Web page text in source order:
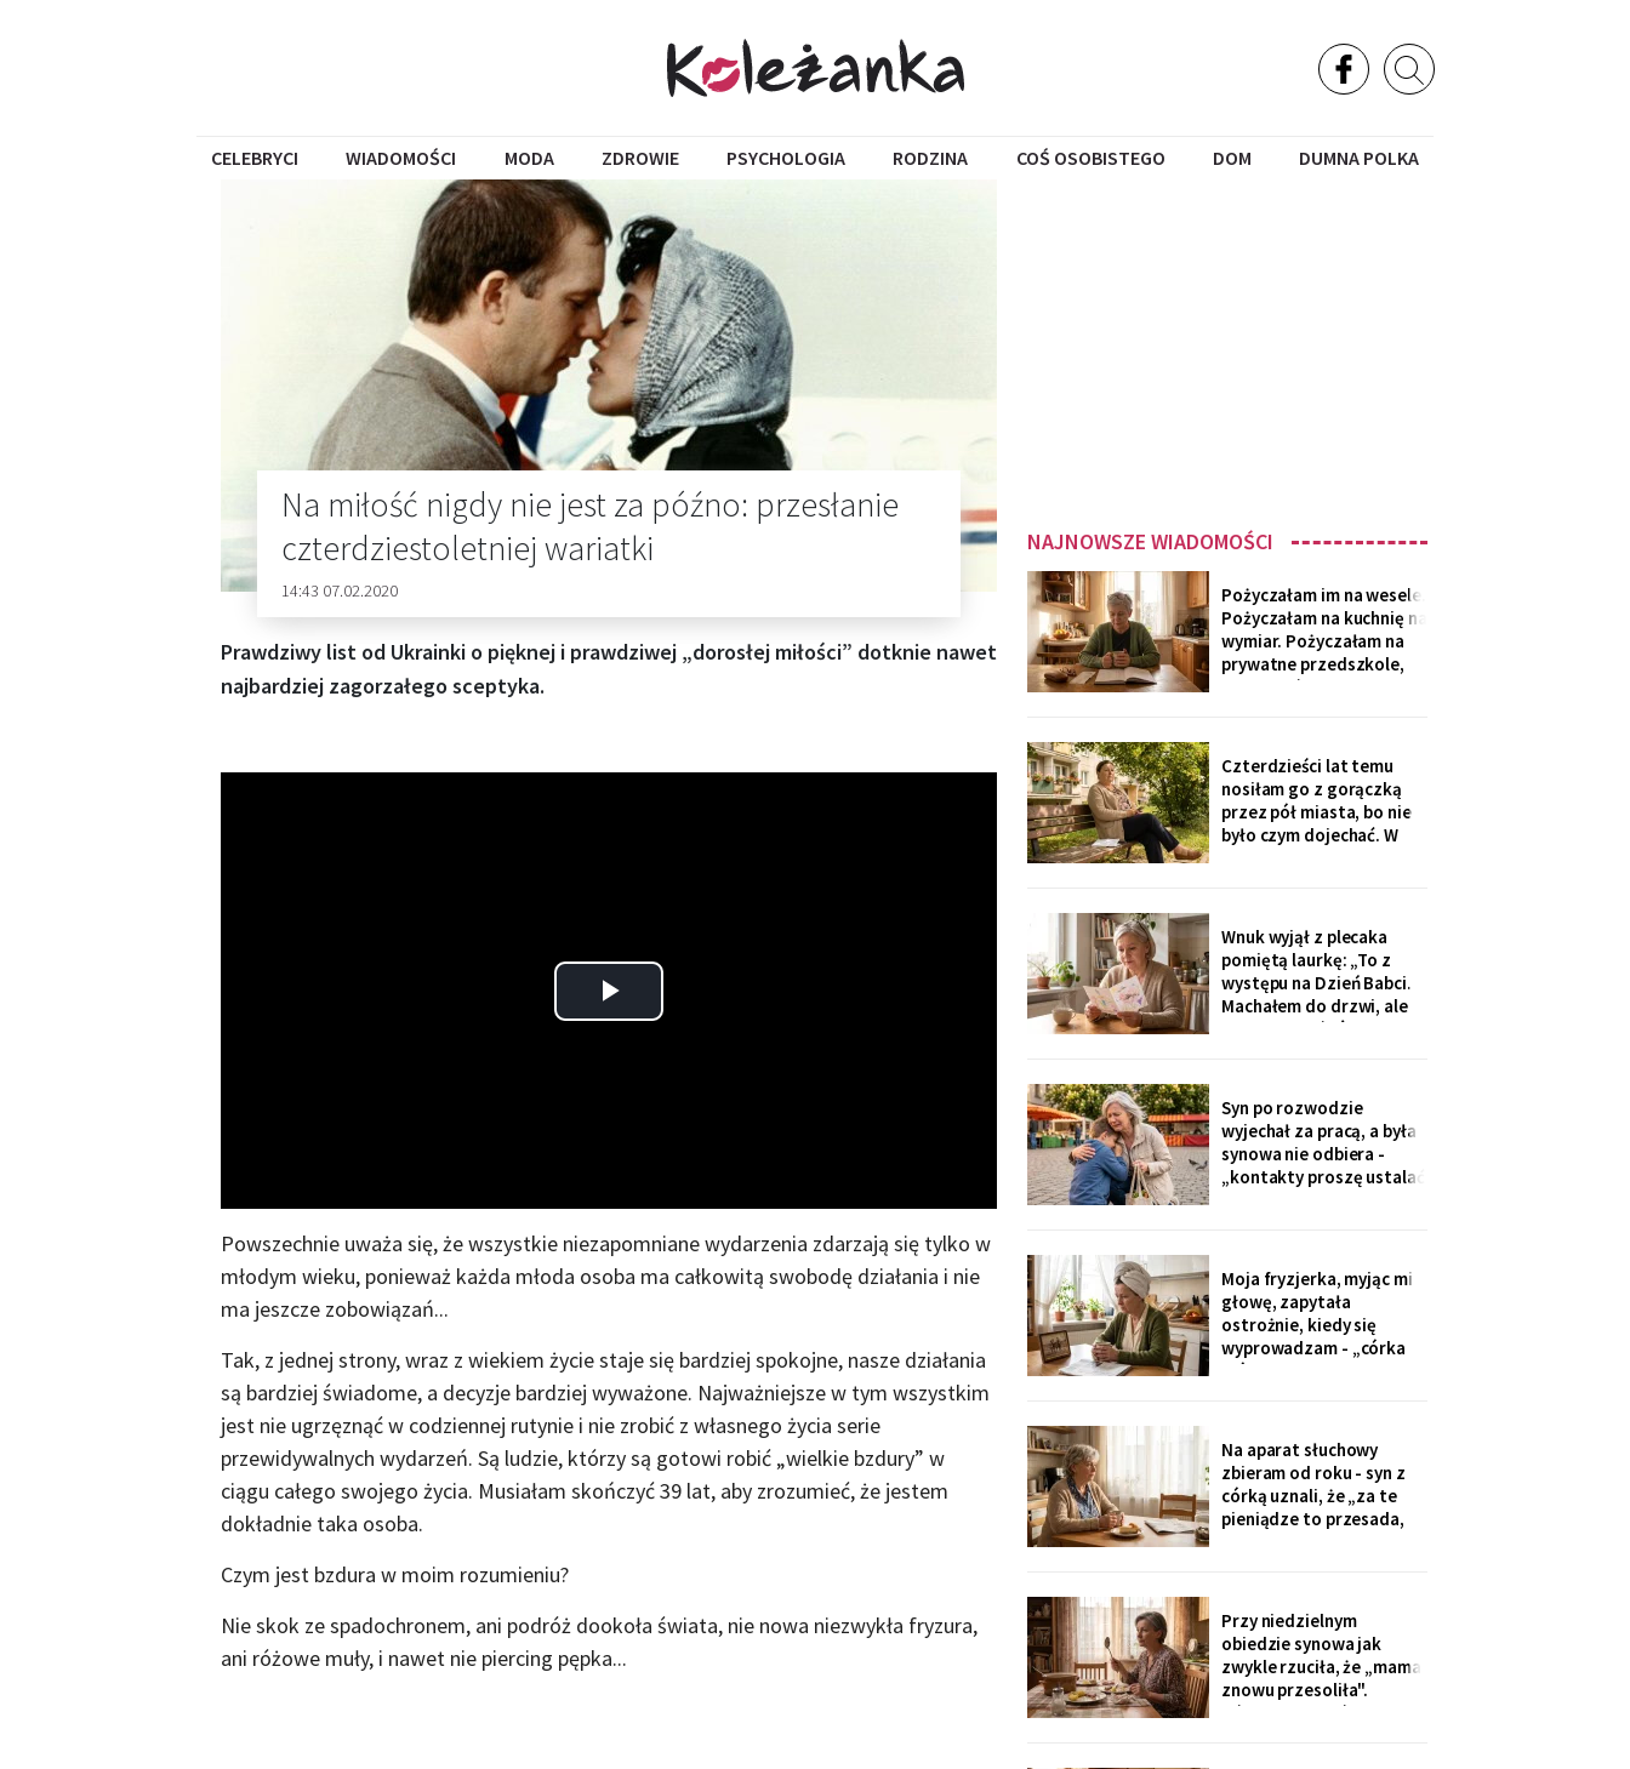
CELEBRYCI WIADOMOŚCI MODA ZDROWIE PSYCHOLOGIA RODZINA COŚ OSOBISTEGO DOM DUMNA POLKA
Na miłość nigdy nie jest za późno: przesłanie
czterdziestoletniej wariatki
14:43 07.02.2020
Prawdziwy list od Ukrainki o pięknej i prawdziwej „dorosłej miłości” dotknie nawet
najbardziej zagorzałego sceptyka.
Play
Powszechnie uważa się, że wszystkie niezapomniane wydarzenia zdarzają się tylko w
młodym wieku, ponieważ każda młoda osoba ma całkowitą swobodę działania i nie
ma jeszcze zobowiązań...
Tak, z jednej strony, wraz z wiekiem życie staje się bardziej spokojne, nasze działania
są bardziej świadome, a decyzje bardziej wyważone. Najważniejsze w tym wszystkim
jest nie ugrzęznąć w codziennej rutynie i nie zrobić z własnego życia serie
przewidywalnych wydarzeń. Są ludzie, którzy są gotowi robić „wielkie bzdury” w
ciągu całego swojego życia. Musiałam skończyć 39 lat, aby zrozumieć, że jestem
dokładnie taka osoba.
Czym jest bzdura w moim rozumieniu?
Nie skok ze spadochronem, ani podróż dookoła świata, nie nowa niezwykła fryzura,
ani różowe muły, i nawet nie piercing pępka...
NAJNOWSZE WIADOMOŚCI
Pożyczałam im na wesele.
Pożyczałam na kuchnię na
wymiar. Pożyczałam na
prywatne przedszkole,
„bo Kubuś jest wrażliwy".
poprosiłam o pożyczkę -
na okulary progresywne -
i usłyszałam, że „trzeba
było sobie
Czterdzieści lat temu
nosiłam go z gorączką
przez pół miasta, bo nie
było czym dojechać. W
prześwietlenie biodra.
„Mamo, od tego jest
teraz taksówka dla
seniorów, zamów sobie".
Zamówiłam - kierowca
Wnuk wyjął z plecaka
pomiętą laurkę: „To z
występu na Dzień Babci.
Machałem do drzwi, ale
nie przyszłaś". Żadnego
przekazuje je przez
rodziców. Córka
wzruszyła ramionami:
„No zapomniałam, mamo,
tyle się teraz
Syn po rozwodzie
wyjechał za pracą, a była
synowa nie odbiera -
„kontakty proszę ustalać
na rynku młodszy mnie
zobaczył, wyrwał jej się z
ręki i przybiegł. Zdążyłam
tylko przytulić.
Moja fryzjerka, myjąc mi
głowę, zapytała
ostrożnie, kiedy się
wyprowadzam - „córka
mówiła u nas w salonie,
czegoś mniejszego".
Niczego nie szukam. Nic
nie sprzedaję.
Na aparat słuchowy
zbieram od roku - syn z
córką uznali, że „za te
pieniądze to przesada,
swobodnie, bo mama i
tak nie słyszy. Słyszę
więcej, niż myślą. W
niedzielę usłyszałam, co
planują z moim
Przy niedzielnym
obiedzie synowa jak
zwykle rzuciła, że „mama
znowu przesoliła".
Ośmioletni Staś odłożył